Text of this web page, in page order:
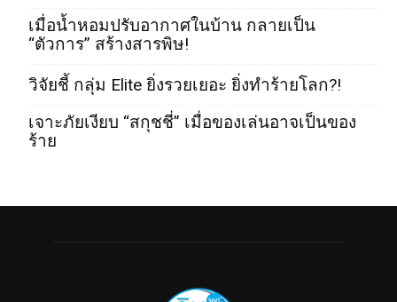
เมื่อน้ำหอมปรับอากาศในบ้าน กลายเป็น
“ตัวการ” สร้างสารพิษ!
วิจัยชี้ กลุ่ม Elite ยิ่งรวยเยอะ ยิ่งทำร้ายโลก?!
เจาะภัยเงียบ “สกุชชี่” เมื่อของเล่นอาจเป็นของ
ร้าย